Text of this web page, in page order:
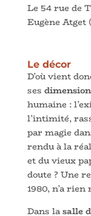
Le 54 rue de
Eugène Atget
Le décor
D’où vient
ses
humaine :
l’intimité,
par magie
rendu à la
et du vieux
doute ? Une
1980, n’a
Dans lasalle